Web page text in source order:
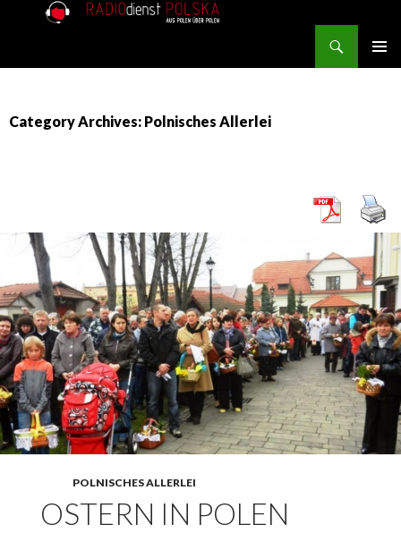
Category Archives: Polnisches Allerlei
POLNISCHES ALLERLEI
OSTERN IN POLEN